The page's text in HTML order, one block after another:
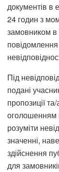
документів в
24 годин з
замовником в
Під
подані
пропозиції
оголошенням
розуміти
значенні,
здійснення
для